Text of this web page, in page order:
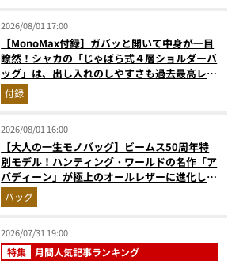
2026/08/01 17:00
【MonoMax付録】ガバッと開いて中身が一目
瞭然！シャカの「じゃばら式４層ショルダーバ
ッグ」は、出し入れのしやすさも過去最高レベ
ルだった！
付録
2026/08/01 16:00
【大人の一生モノバッグ】ビームス50周年特
別モデル！ハンティング・ワールドの名作「ア
バディーン」が極上のオールレザーに進化して
登場
バッグ
2026/07/31 19:00
特集 月間人気記事ランキング